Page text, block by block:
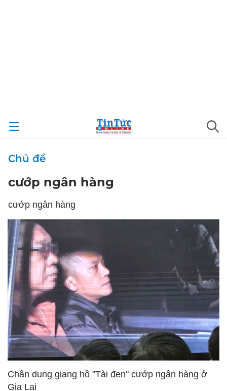
Chủ đề
cướp ngân hàng
cướp ngân hàng
Chân dung giang hồ "Tài đen" cướp ngân hàng ở
Gia Lai